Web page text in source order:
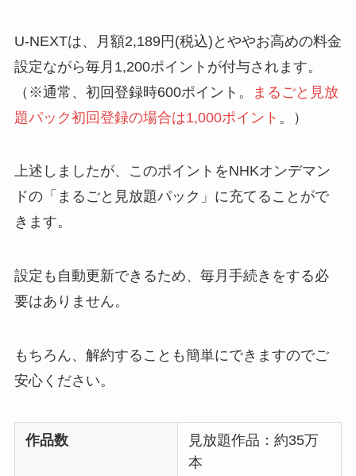
U-NEXTは、月額2,189円(税込)とややお高めの料金
設定ながら毎月1,200ポイントが付与されます。
（※通常、初回登録時600ポイント。
まるごと見放
題パック初回登録の場合は1,000ポイント 。）
上述しましたが、このポイントをNHKオンデマン
ドの「まるごと見放題パック」に充てることがで
きます。
設定も自動更新できるため、毎月手続きをする必
要はありません。
もちろん、解約することも簡単にできますのでご
安心ください。
作品数
見放題作品：約35万
本